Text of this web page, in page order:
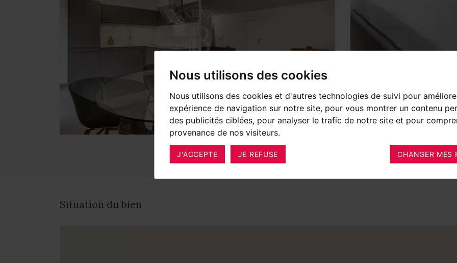
Nous utilisons des cookies
Nous utilisons des cookies et d'autres technologies de suivi pour
expérience de navigation sur notre site, pour vous montrer un contenu
des publicités ciblées, pour analyser le trafic de notre site et pour
provenance de nos visiteurs.
J'ACCEPTE JE REFUSE CHANGER MES
Situation du bien